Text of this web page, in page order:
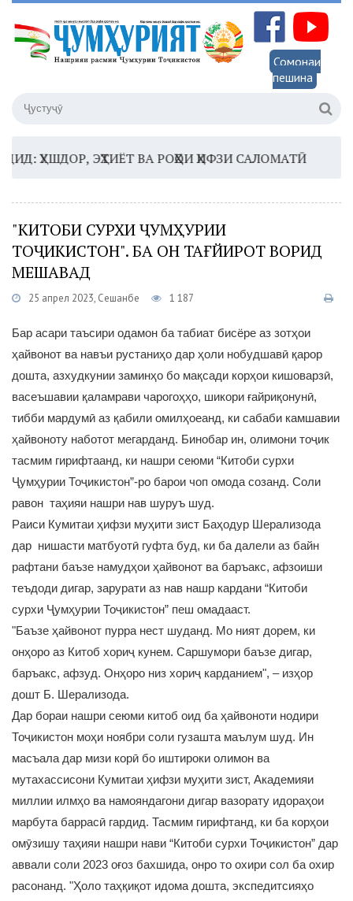
Сомонаи
пешина
ЭҲТИЁТ ВА РОҲҲОИ ҲИФЗИ САЛОМАТӢ16:35
"КИТОБИ СУРХИ ҶУМҲУРИИ
ТОҶИКИСТОН". БА ОН ТАҒЙИРОТ ВОРИД
МЕШАВАД
25 апрел 2023, Сешанбе 1 187
Бар асари таъсири одамон ба табиат бисёре аз зотҳои
ҳайвонот ва навъи рустаниҳо дар ҳоли нобудшавӣ қарор
дошта, азхудкунии заминҳо бо мақсади корҳои кишоварзӣ,
васеъшавии қаламрави чарогоҳҳо, шикори ғайриқонунӣ,
тибби мардумӣ аз қабили омилҳоеанд, ки сабаби камшавии
ҳайвоноту наботот мегарданд. Бинобар ин, олимони тоҷик
тасмим гирифтаанд, ки нашри сеюми “Китоби сурхи
Ҷумҳурии Тоҷикистон”-ро барои чоп омода созанд. Соли
равон таҳияи нашри нав шуруъ шуд.
Раиси Кумитаи ҳифзи муҳити зист Баҳодур Шерализода
дар нишасти матбуотӣ гуфта буд, ки ба далели аз байн
рафтани баъзе намудҳои ҳайвонот ва баръакс, афзоиши
теъдоди дигар, зарурати аз нав нашр кардани “Китоби
сурхи Ҷумҳурии Тоҷикистон” пеш омадааст.
"Баъзе ҳайвонот пурра нест шуданд. Мо ният дорем, ки
онҳоро аз Китоб хориҷ кунем. Саршумори баъзе дигар,
баръакс, афзуд. Онҳоро низ хориҷ карданием", – изҳор
дошт Б. Шерализода.
Дар бораи нашри сеюми китоб оид ба ҳайвоноти нодири
Тоҷикистон моҳи ноябри соли гузашта маълум шуд. Ин
масъала дар мизи корӣ бо иштироки олимон ва
мутахассисони Кумитаи ҳифзи муҳити зист, Академияи
миллии илмҳо ва намояндагони дигар вазорату идораҳои
марбута баррасӣ гардид. Тасмим гирифтанд, ки ба корҳои
омӯзишу таҳияи нашри нави “Китоби сурхи Тоҷикистон” дар
аввали соли 2023 оғоз бахшида, онро то охири сол ба охир
расонанд. "Ҳоло таҳқиқот идома дошта, экспедитсияҳо